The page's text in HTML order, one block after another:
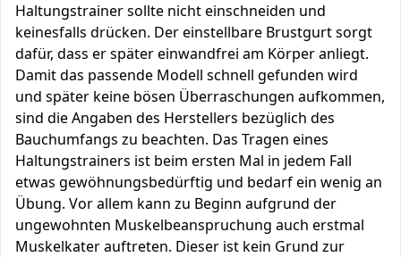
Haltungstrainer sollte nicht einschneiden und
keinesfalls drücken. Der einstellbare Brustgurt sorgt
dafür, dass er später einwandfrei am Körper anliegt.
Damit das passende Modell schnell gefunden wird
und später keine bösen Überraschungen aufkommen,
sind die Angaben des Herstellers bezüglich des
Bauchumfangs zu beachten. Das Tragen eines
Haltungstrainers ist beim ersten Mal in jedem Fall
etwas gewöhnungsbedürftig und bedarf ein wenig an
Übung. Vor allem kann zu Beginn aufgrund der
ungewohnten Muskelbeanspruchung auch erstmal
Muskelkater auftreten. Dieser ist kein Grund zur